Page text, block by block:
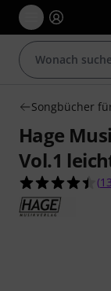
Songbücher
Hage
Vol.1
(13